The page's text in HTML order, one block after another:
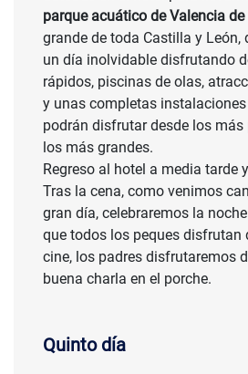
parque acuático de Valencia
grande de toda Castilla y León,
un día inolvidable disfrutando
rápidos, piscinas de olas,
y unas completas
podrán disfrutar desde los más
los más grandes.
Regreso al hotel a media tarde
Tras la cena, como venimos
gran día, celebraremos la
que todos los peques disfrutan
cine, los padres disfrutaremos
buena charla en el porche.
Quinto día